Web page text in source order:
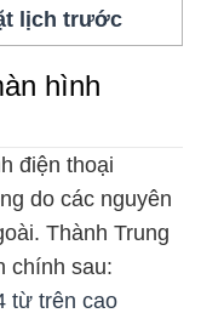
lịch trước
hình
điện thoại
do các nguyên
Thành Trung
chính sau:
từ trên cao